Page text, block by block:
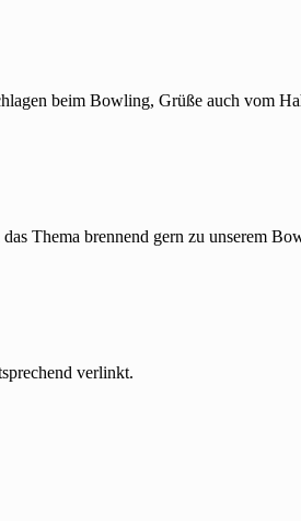
beim Bowling, Grüße auch vom
Thema brennend gern zu unserem
verlinkt.